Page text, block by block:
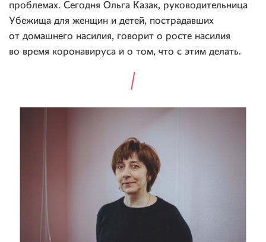
проблемах. Сегодня Ольга Казак, руководительница
Убежища для женщин и детей, пострадавших
от домашнего насилия, говорит о росте насилия
во время коронавируса и о том, что с этим делать.